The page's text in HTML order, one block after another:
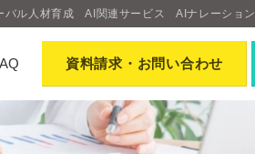
バル人材育成 AI関連サービス AIナレーション
資料請求 ・お問い合わせ